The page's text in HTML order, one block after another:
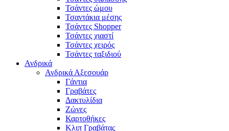
Τσάντες ώμου
Τσαντάκια μέσης
Τσάντες Shopper
Τσάντες χιαστί
Τσάντες χειρός
Τσάντες ταξιδιού
Ανδρικά
Ανδρικά Αξεσουάρ
Γάντια
Γραβάτες
Δακτυλίδια
Ζώνες
Καρτοθήκες
Κλιπ Γραβάτας